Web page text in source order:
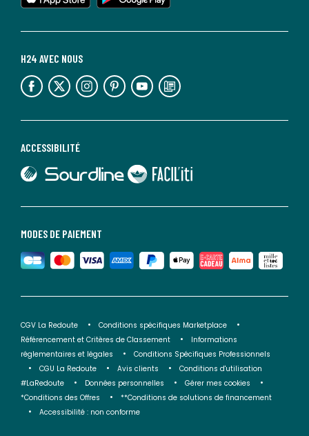
MODES DE PAIEMENT
ACCESSIBILITÉ
lien vers Faciliti
H24 AVEC NOUS
lien vers l'espace réseaux sociaux lien vers l'espace réseaux sociaux lien vers l'espace réseaux sociaux lien vers l'espace réseaux sociaux lien vers l'espace réseaux sociaux lien vers le blog la redoute
CGV La Redoute
Conditions spécifiques Marketplace
Référencement et Critères de Classement
Informations
réglementaires et légales
Conditions Spécifiques Professionnels
CGU La Redoute
Avis clients
Conditions d'utilisation
#LaRedoute
Données personnelles
Gérer mes cookies
*Conditions des Offres
**Conditions de solutions de financement
Accessibilité : non conforme